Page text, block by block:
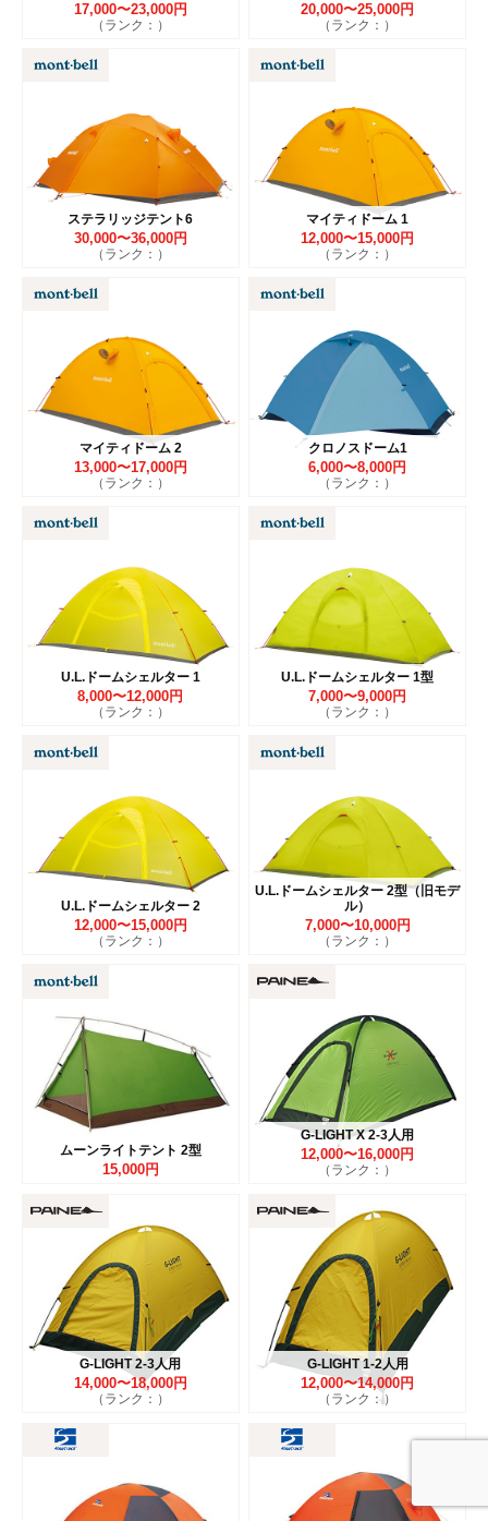
17,000〜23,000円
（ランク：）
20,000〜25,000円
（ランク：）
ステラリッジテント6
30,000〜36,000円
（ランク：）
マイティドーム 1
12,000〜15,000円
（ランク：）
マイティドーム 2
13,000〜17,000円
（ランク：）
クロノスドーム1
6,000〜8,000円
（ランク：）
U.L.ドームシェルター 1
8,000〜12,000円
（ランク：）
U.L.ドームシェルター 1型
7,000〜9,000円
（ランク：）
U.L.ドームシェルター 2
12,000〜15,000円
（ランク：）
U.L.ドームシェルター 2型（旧モデ
ル）
7,000〜10,000円
（ランク：）
ムーンライトテント 2型
15,000円
G-LIGHT X 2-3人用
12,000〜16,000円
（ランク：）
G-LIGHT 2-3人用
14,000〜18,000円
（ランク：）
G-LIGHT 1-2人用
12,000〜14,000円
（ランク：）